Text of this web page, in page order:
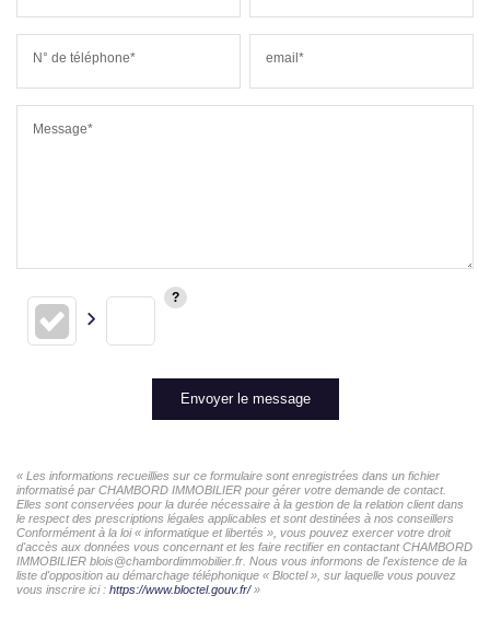
N° de téléphone* email*
Message*
Envoyer le message
« Les informations recueillies sur ce formulaire sont enregistrées dans un fichier
informatisé par CHAMBORD IMMOBILIER pour gérer votre demande de contact.
Elles sont conservées pour la durée nécessaire à la gestion de la relation client dans
le respect des prescriptions légales applicables et sont destinées à nos conseillers
Conformément à la loi « informatique et libertés », vous pouvez exercer votre droit
d'accès aux données vous concernant et les faire rectifier en contactant CHAMBORD
IMMOBILIER blois@chambordimmobilier.fr. Nous vous informons de l'existence de la
liste d'opposition au démarchage téléphonique « Bloctel », sur laquelle vous pouvez
vous inscrire ici : https://www.bloctel.gouv.fr/»